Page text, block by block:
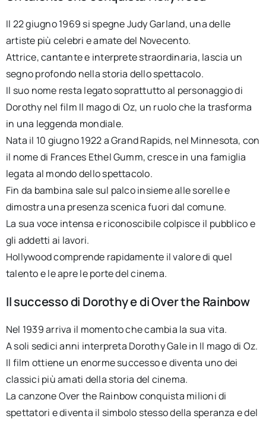
Il 22 giugno 1969 si spegne Judy Garland, una delle
artiste più celebri e amate del Novecento.
Attrice, cantante e interprete straordinaria, lascia un
segno profondo nella storia dello spettacolo.
Il suo nome resta legato soprattutto al personaggio di
Dorothy nel film Il mago di Oz, un ruolo che la trasforma
in una leggenda mondiale.
Nata il 10 giugno 1922 a Grand Rapids, nel Minnesota, con
il nome di Frances Ethel Gumm, cresce in una famiglia
legata al mondo dello spettacolo.
Fin da bambina sale sul palco insieme alle sorelle e
dimostra una presenza scenica fuori dal comune.
La sua voce intensa e riconoscibile colpisce il pubblico e
gli addetti ai lavori.
Hollywood comprende rapidamente il valore di quel
talento e le apre le porte del cinema.
Il successo di Dorothy e di Over the Rainbow
Nel 1939 arriva il momento che cambia la sua vita.
A soli sedici anni interpreta Dorothy Gale in Il mago di Oz.
Il film ottiene un enorme successo e diventa uno dei
classici più amati della storia del cinema.
La canzone Over the Rainbow conquista milioni di
spettatori e diventa il simbolo stesso della speranza e del